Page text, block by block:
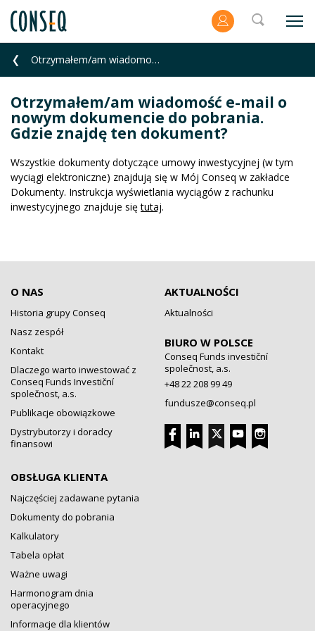
Otrzymałem/am wiadomość e-mail o nowym dokumencie do pobrania. Gdzie znajdę ten dokument?
Otrzymałem/am wiadomość e-mail o
nowym dokumencie do pobrania.
Gdzie znajdę ten dokument?
Wszystkie dokumenty dotyczące umowy inwestycyjnej (w tym
wyciągi elektroniczne) znajdują się w Mój Conseq w zakładce
Dokumenty. Instrukcja wyświetlania wyciągów z rachunku
inwestycyjnego znajduje siętutaj.
O NAS
Historia grupy Conseq
Nasz zespół
Kontakt
Dlaczego warto inwestować z
Conseq Funds Investiční
společnost, a.s.
Publikacje obowiązkowe
Dystrybutorzy i doradcy
finansowi
OBSŁUGA KLIENTA
Najczęściej zadawane pytania
Dokumenty do pobrania
Kalkulatory
Tabela opłat
Ważne uwagi
Harmonogram dnia
operacyjnego
Informacje dla klientów
AKTUALNOŚCI
Aktualności
BIURO W POLSCE
Conseq Funds investiční
společnost, a.s.
+48 22 208 99 49
fundusze@conseq.pl